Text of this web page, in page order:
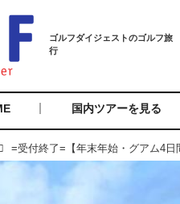
国内ツアーを見る